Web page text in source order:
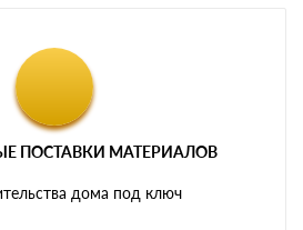
ПОСТАВКИ МАТЕРИАЛОВ
дома под ключ